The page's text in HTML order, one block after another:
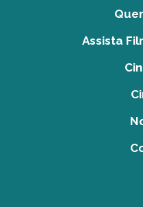
Assista